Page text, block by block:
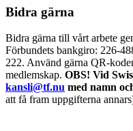
Bidra gärna
Bidra gärna till vårt arbete
Förbundets bankgiro: 226-
222. Använd gärna QR-
medlemskap. OBS! Vid
kansli@tf.nu med namn
att få fram uppgifterna